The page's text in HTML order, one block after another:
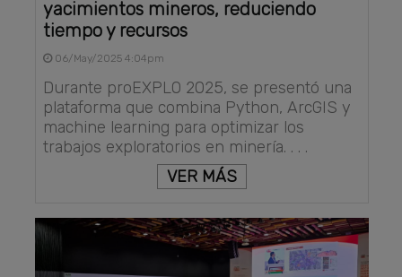
yacimientos mineros, reduciendo
tiempo y recursos
06/May/2025 4:04pm
Durante proEXPLO 2025, se presentó una
plataforma que combina Python, ArcGIS y
machine learning para optimizar los
trabajos exploratorios en minería. . . .
VER MÁS